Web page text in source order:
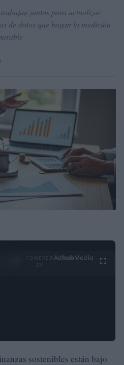
juntos para actualizar
de datos que hagan la medición
Ad hubMedia
sostenibles están bajo